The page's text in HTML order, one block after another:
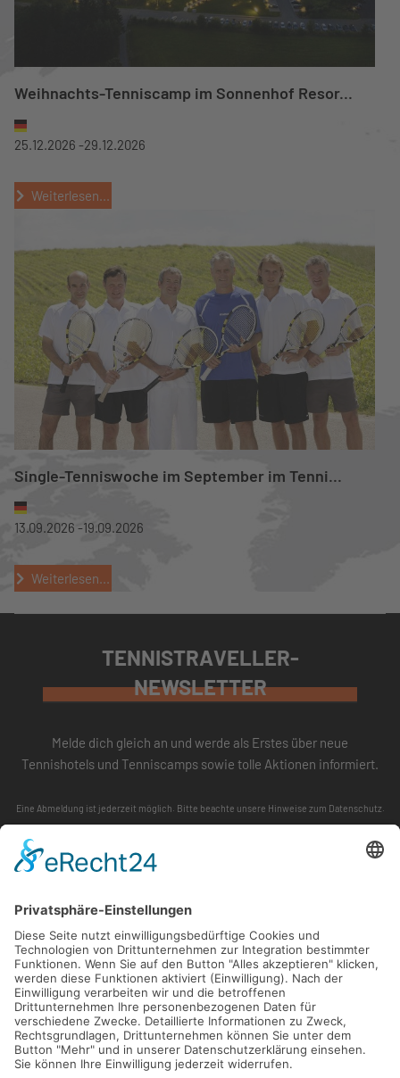
Weihnachts-Tenniscamp im Sonnenhof Resor...
25.12.2026 -29.12.2026
Weiterlesen...
Single-Tenniswoche im September im Tenni...
13.09.2026 -19.09.2026
Weiterlesen...
TENNISTRAVELLER-
NEWSLETTER
Melde dich gleich an und werde als Erstes über neue
Tennishotels und Tenniscamps sowie tolle Aktionen informiert.
Eine Abmeldung ist jederzeit möglich. Bitte beachte unsere Hinweise zum Datenschutz.
ABONNIEREN
FOLLOW US